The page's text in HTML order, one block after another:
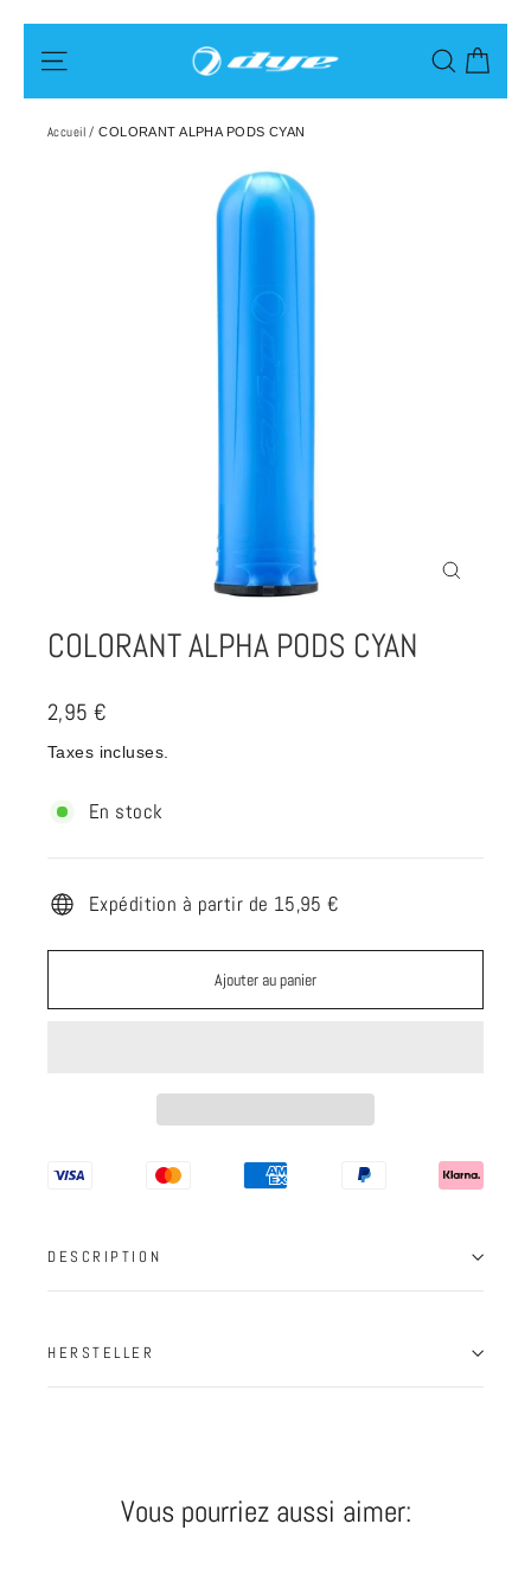
au
contenu
Accueil / COLORANT ALPHA PODS CYAN
COLORANT ALPHA PODS CYAN
Prix
régulier
2,95 €
Taxes incluses.
En stock
Expédition à partir de 15,95 €
Ajouter au panier
DESCRIPTION
HERSTELLER
Vous pourriez aussi aimer: